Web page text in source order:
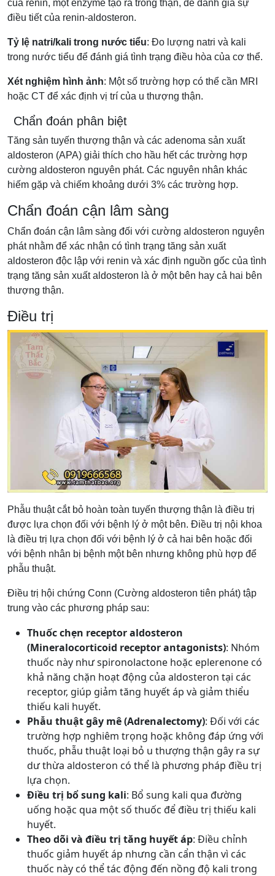
của renin, một enzyme tạo ra trong thận, để đánh giá sự
điều tiết của renin-aldosteron.
Tỷ lệ natri/kali trong nước tiểu: Đo lượng natri và kali
trong nước tiểu để đánh giá tình trạng điều hòa của cơ thể.
Xét nghiệm hình ảnh: Một số trường hợp có thể cần MRI
hoặc CT để xác định vị trí của u thượng thận.
Chẩn đoán phân biệt
Tăng sản tuyến thượng thận và các adenoma sản xuất
aldosteron (APA) giải thích cho hầu hết các trường hợp
cường aldosteron nguyên phát. Các nguyên nhân khác
hiếm gặp và chiếm khoảng dưới 3% các trường hợp.
Chẩn đoán cận lâm sàng
Chẩn đoán cận lâm sàng đối với cường aldosteron nguyên
phát nhằm để xác nhận có tình trạng tăng sản xuất
aldosteron độc lập với renin và xác định nguồn gốc của tình
trạng tăng sản xuất aldosteron là ở một bên hay cả hai bên
thượng thận.
Điều trị
Phẫu thuật cắt bỏ hoàn toàn tuyến thượng thận là điều trị
được lựa chọn đối với bệnh lý ở một bên. Điều trị nội khoa
là điều trị lựa chọn đối với bệnh lý ở cả hai bên hoặc đối
với bệnh nhân bị bệnh một bên nhưng không phù hợp để
phẫu thuật.
Điều trị hội chứng Conn (Cường aldosteron tiên phát) tập
trung vào các phương pháp sau:
Thuốc chẹn receptor aldosteron
(Mineralocorticoid receptor antagonists): Nhóm
thuốc này như spironolactone hoặc eplerenone có
khả năng chặn hoạt động của aldosteron tại các
receptor, giúp giảm tăng huyết áp và giảm thiểu
thiếu kali huyết.
Phẫu thuật gây mê (Adrenalectomy): Đối với các
trường hợp nghiêm trọng hoặc không đáp ứng với
thuốc, phẫu thuật loại bỏ u thượng thận gây ra sự
dư thừa aldosteron có thể là phương pháp điều trị
lựa chọn.
Điều trị bổ sung kali: Bổ sung kali qua đường
uống hoặc qua một số thuốc để điều trị thiếu kali
huyết.
Theo dõi và điều trị tăng huyết áp: Điều chỉnh
thuốc giảm huyết áp nhưng cần cẩn thận vì các
thuốc này có thể tác động đến nồng độ kali trong